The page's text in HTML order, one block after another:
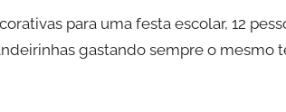
para uma festa escolar, 12
gastando sempre o mesmo